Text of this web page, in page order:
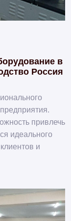
в
Россия
привлечь
идеального
и